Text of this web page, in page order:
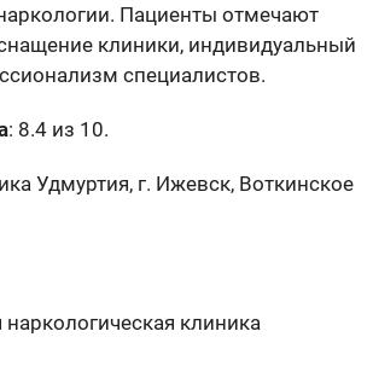
Пациенты отмечают
клиники, индивидуальный
специалистов.
: 8.4 из 10.
Удмуртия, г. Ижевск, Воткинское
клиника